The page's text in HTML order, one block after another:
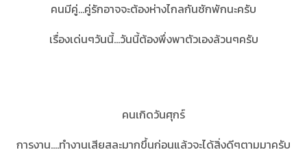
คนมีคู่...คู่รักอาจจะต้องห่างไกลกันซักพักนะครับ
เรื่องเด่นๆวันนี้...วันนี้ต้องพึ่งพาตัวเองล้วนๆครับ
คนเกิดวันศุกร์
การงาน....ทำงานเสียสละมากขึ้นก่อนแล้วจะได้สิ่งดีๆตามมาครับ